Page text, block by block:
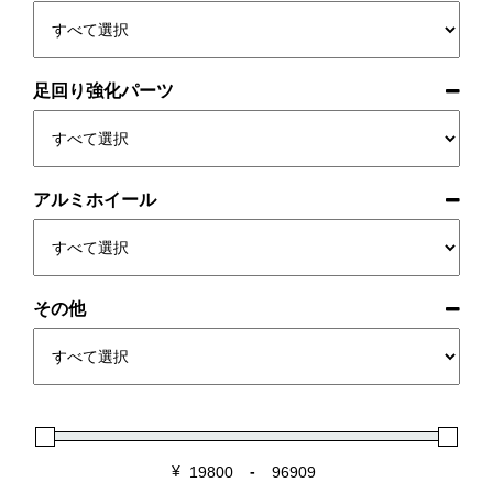
足回り強化パーツ
アルミホイール
その他
¥ -